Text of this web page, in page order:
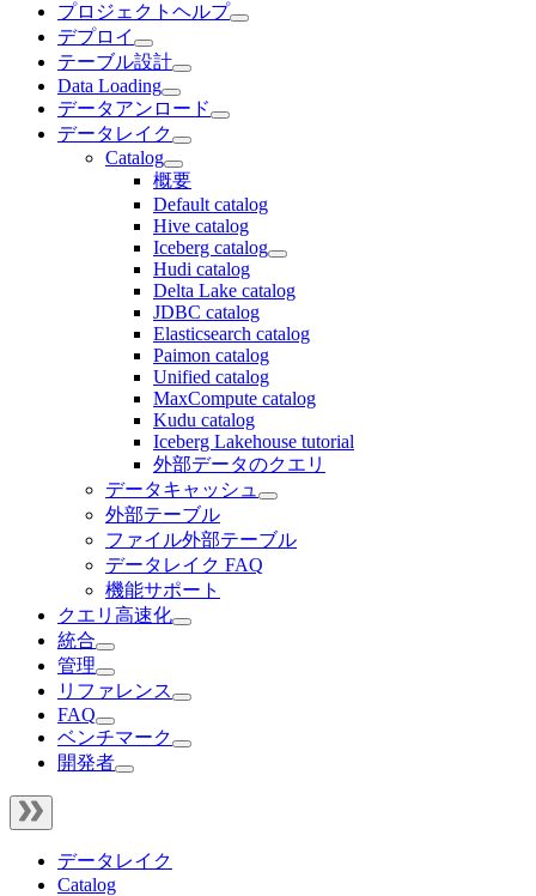
プロジェクトヘルプ
デプロイ
テーブル設計
Data Loading
データアンロード
データレイク
Catalog
概要
Default catalog
Hive catalog
Iceberg catalog
Hudi catalog
Delta Lake catalog
JDBC catalog
Elasticsearch catalog
Paimon catalog
Unified catalog
MaxCompute catalog
Kudu catalog
Iceberg Lakehouse tutorial
外部データのクエリ
データキャッシュ
外部テーブル
ファイル外部テーブル
データレイク FAQ
機能サポート
クエリ高速化
統合
管理
リファレンス
FAQ
ベンチマーク
開発者
データレイク
Catalog